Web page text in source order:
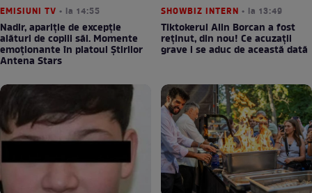
EMISIUNI TV • la 14:55
Nadir, apariție de excepție
alături de copiii săi. Momente
emoționante în platoul Știrilor
Antena Stars
SHOWBIZ INTERN • la 13:49
Tiktokerul Alin Borcan a fost
reținut, din nou! Ce acuzații
grave i se aduc de această dată